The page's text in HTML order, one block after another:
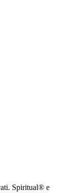
Spiritual® e